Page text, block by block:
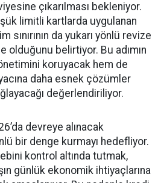
çıkarılması bekleniyor.
limitli kartlarda uygulanan
sınırının da yukarı yönlü revize
olduğunu belirtiyor. Bu adımın
koruyacak hem de
daha esnek çözümler
değerlendiriliyor.
devreye alınacak
bir denge kurmayı hedefliyor.
kontrol altında tutmak,
günlük ekonomik ihtiyaçlarına